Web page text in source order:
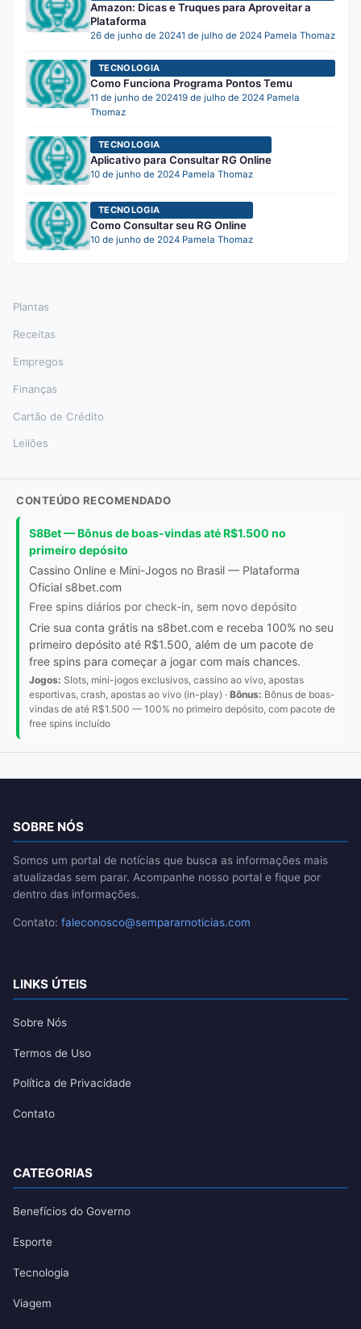
Amazon: Dicas e Truques para Aproveitar a
Plataforma
26 de junho de 20241 de julho de 2024 Pamela Thomaz
TECNOLOGIA
Como Funciona Programa Pontos Temu
11 de junho de 202419 de julho de 2024 Pamela
Thomaz
TECNOLOGIA
Aplicativo para Consultar RG Online
10 de junho de 2024 Pamela Thomaz
TECNOLOGIA
Como Consultar seu RG Online
10 de junho de 2024 Pamela Thomaz
Plantas
Receitas
Empregos
Finanças
Cartão de Crédito
Leilões
CONTEÚDO RECOMENDADO
S8Bet — Bônus de boas-vindas até R$1.500 no
primeiro depósito
Cassino Online e Mini-Jogos no Brasil — Plataforma
Oficial s8bet.com
Free spins diários por check-in, sem novo depósito
Crie sua conta grátis na s8bet.com e receba 100% no seu
primeiro depósito até R$1.500, além de um pacote de
free spins para começar a jogar com mais chances.
Jogos: Slots, mini-jogos exclusivos, cassino ao vivo, apostas
esportivas, crash, apostas ao vivo (in-play) · Bônus: Bônus de boas-
vindas de até R$1.500 — 100% no primeiro depósito, com pacote de
free spins incluído
SOBRE NÓS
Somos um portal de notícias que busca as informações mais
atualizadas sem parar. Acompanhe nosso portal e fique por
dentro das informações.
Contato: faleconosco@sempararnoticias.com
LINKS ÚTEIS
Sobre Nós
Termos de Uso
Política de Privacidade
Contato
CATEGORIAS
Benefícios do Governo
Esporte
Tecnologia
Viagem